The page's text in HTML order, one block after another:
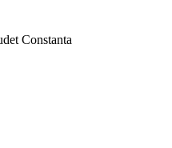
Constanta